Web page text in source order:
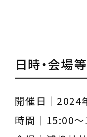
日時・会場等
開催日｜2024
時間｜15:00